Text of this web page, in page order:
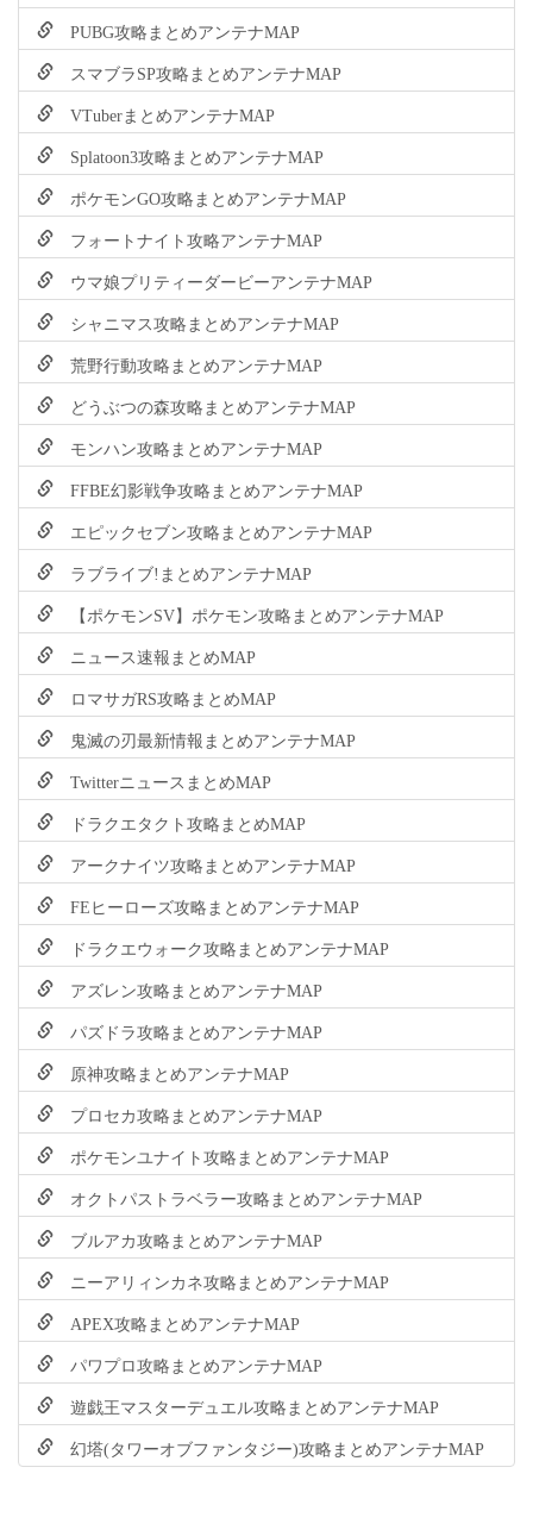
PUBG攻略まとめアンテナMAP
スマブラSP攻略まとめアンテナMAP
VTuberまとめアンテナMAP
Splatoon3攻略まとめアンテナMAP
ポケモンGO攻略まとめアンテナMAP
フォートナイト攻略アンテナMAP
ウマ娘プリティーダービーアンテナMAP
シャニマス攻略まとめアンテナMAP
荒野行動攻略まとめアンテナMAP
どうぶつの森攻略まとめアンテナMAP
モンハン攻略まとめアンテナMAP
FFBE幻影戦争攻略まとめアンテナMAP
エピックセブン攻略まとめアンテナMAP
ラブライブ!まとめアンテナMAP
【ポケモンSV】ポケモン攻略まとめアンテナMAP
ニュース速報まとめMAP
ロマサガRS攻略まとめMAP
鬼滅の刃最新情報まとめアンテナMAP
TwitterニュースまとめMAP
ドラクエタクト攻略まとめMAP
アークナイツ攻略まとめアンテナMAP
FEヒーローズ攻略まとめアンテナMAP
ドラクエウォーク攻略まとめアンテナMAP
アズレン攻略まとめアンテナMAP
パズドラ攻略まとめアンテナMAP
原神攻略まとめアンテナMAP
プロセカ攻略まとめアンテナMAP
ポケモンユナイト攻略まとめアンテナMAP
オクトパストラベラー攻略まとめアンテナMAP
ブルアカ攻略まとめアンテナMAP
ニーアリィンカネ攻略まとめアンテナMAP
APEX攻略まとめアンテナMAP
パワプロ攻略まとめアンテナMAP
遊戯王マスターデュエル攻略まとめアンテナMAP
幻塔(タワーオブファンタジー)攻略まとめアンテナMAP